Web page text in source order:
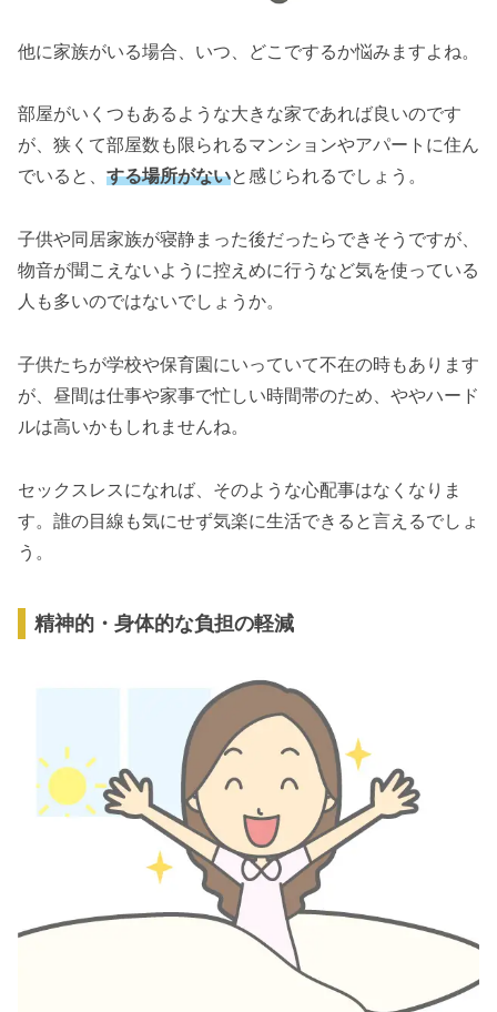
他に家族がいる場合、いつ、どこでするか悩みますよね。
部屋がいくつもあるような大きな家であれば良いのです
が、狭くて部屋数も限られるマンションやアパートに住ん
でいると、 する場所がないと感じられるでしょう。
子供や同居家族が寝静まった後だったらできそうですが、
物音が聞こえないように控えめに行うなど気を使っている
人も多いのではないでしょうか。
子供たちが学校や保育園にいっていて不在の時もあります
が、昼間は仕事や家事で忙しい時間帯のため、ややハード
ルは高いかもしれませんね。
セックスレスになれば、そのような心配事はなくなりま
す。誰の目線も気にせず気楽に生活できると言えるでしょ
う。
精神的・身体的な負担の軽減